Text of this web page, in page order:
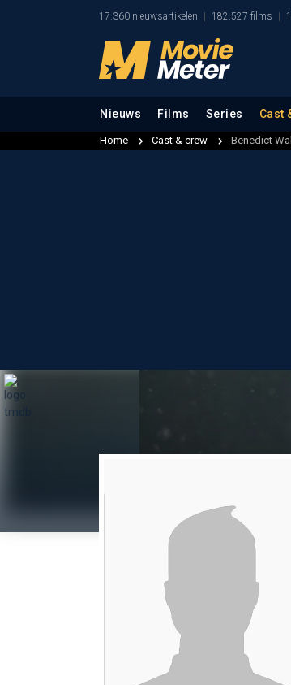
17.360 nieuwsartikelen 182.527 films
Nieuws Films Series Cast
Home Cast & crew Benedict Wall